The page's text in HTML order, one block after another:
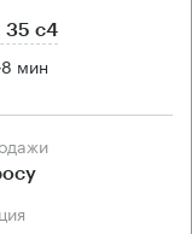
35 с4
8 мин